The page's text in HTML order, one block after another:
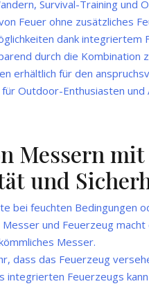
Survival-Training und
Feuer ohne zusätzliches
dank integriertem
durch die Kombination
erhältlich für den
Outdoor-Enthusiasten
Messern
und
bei feuchten Bedingungen
Messer und Feuerzeug
Messer.
dass das Feuerzeug
integrierten Feuerzeugs